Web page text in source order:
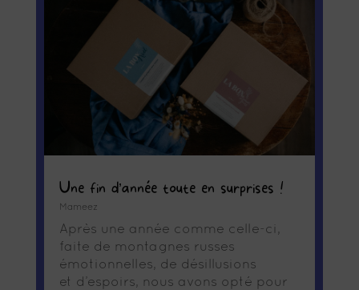
Une fin d’année toute en surprises !
Mameez
Après une année comme celle-ci,
faite de montagnes russes
émotionnelles, de désillusions
et d’espoirs, nous avons opté pour